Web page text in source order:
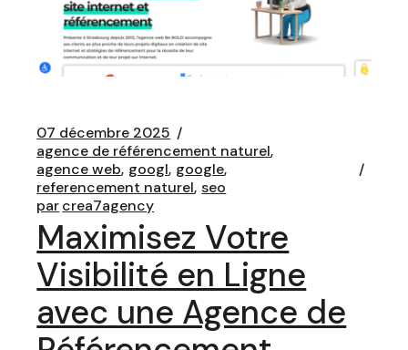
07 décembre 2025
agence de référencement naturel
agence web googl google
referencement naturel seo
parcrea7agency
Maximisez Votre
Visibilité en Ligne
avec une Agence de